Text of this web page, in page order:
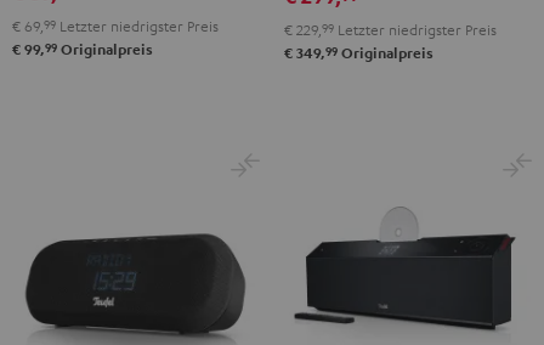
€ 69, 99 Letzter niedrigster Preis
€ 99,99 Originalpreis
€ 229, 99 Letzter niedrigster Preis
€ 349,99 Originalpreis